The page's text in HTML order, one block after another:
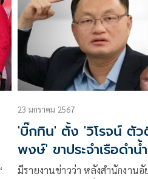
23 มกราคม 2567
'บิ๊กทิน' ตั้ง 'วิโรจน์ ตัว
พงษ์' ขาประจำเรือดำ
กองทัพหาทางออก
มีรายงานข่าวว่า หลังสำนักงาน